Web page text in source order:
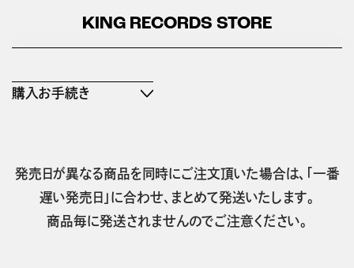
KING RECORDS STORE
購入お手続き
発売日が異なる商品を同時にご注文頂いた場合は、「一番
遅い発売日」に合わせ、まとめて発送いたします。
商品毎に発送されませんのでご注意ください。